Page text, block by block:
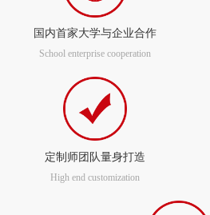
国内首家大学与企业合作
School enterprise cooperation
定制师团队量身打造
High end customization